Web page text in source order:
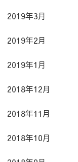
2019年3月
2019年2月
2019年1月
2018年12月
2018年11月
2018年10月